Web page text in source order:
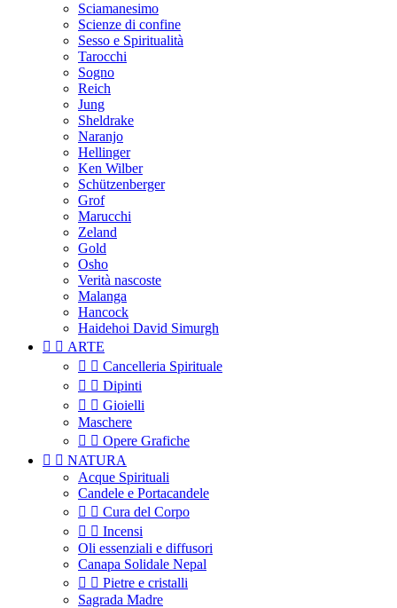
Sciamanesimo
Scienze di confine
Sesso e Spiritualità
Tarocchi
Sogno
Reich
Jung
Sheldrake
Naranjo
Hellinger
Ken Wilber
Schützenberger
Grof
Marucchi
Zeland
Gold
Osho
Verità nascoste
Malanga
Hancock
Haidehoi David Simurgh
  ARTE
  Cancelleria Spirituale
  Dipinti
  Gioielli
Maschere
  Opere Grafiche
  NATURA
Acque Spirituali
Candele e Portacandele
  Cura del Corpo
  Incensi
Oli essenziali e diffusori
Canapa Solidale Nepal
  Pietre e cristalli
Sagrada Madre